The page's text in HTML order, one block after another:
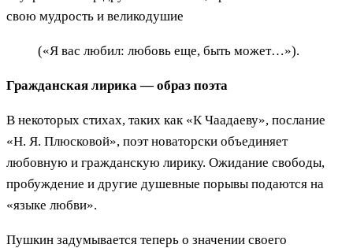
свою мудрость и великодушие
(«Я вас любил: любовь еще, быть может…»).
Гражданская лирика — образ поэта
В некоторых стихах, таких как «К Чаадаеву», послание
«Н. Я. Плюсковой», поэт новаторски объединяет
любовную и гражданскую лирику. Ожидание свободы,
пробуждение и другие душевные порывы подаются на
«языке любви».
Пушкин задумывается теперь о значении своего